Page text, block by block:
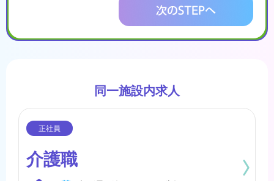
同一施設内求人
介護職